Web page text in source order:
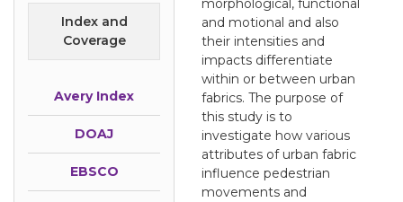
Index and
Coverage
Avery Index
DOAJ
EBSCO
morphological, functional
and motional and also
their intensities and
impacts differentiate
within or between urban
fabrics. The purpose of
this study is to
investigate how various
attributes of urban fabric
influence pedestrian
movements and